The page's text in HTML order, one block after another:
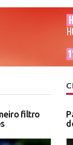
filtro